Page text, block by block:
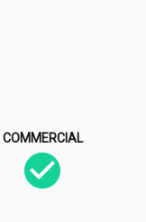
COMMERCIAL